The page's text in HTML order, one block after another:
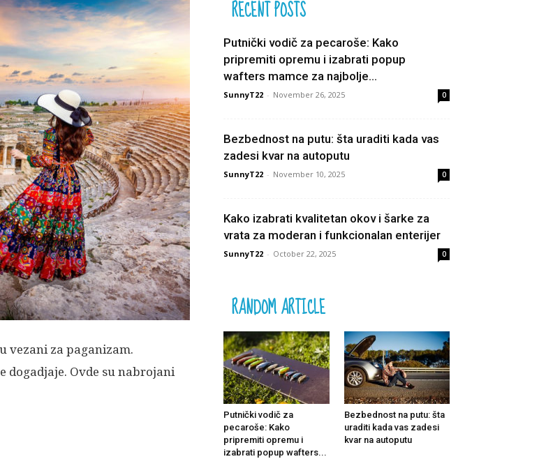
vezani za paganizam.
dogadjaje. Ovde su nabrojani
RECENT POSTS
Putnički vodič za pecaroše: Kako
pripremiti opremu i izabrati popup
wafters mamce za najbolje...
SunnyT22 - November 26, 2025 0
Bezbednost na putu: šta uraditi kada vas
zadesi kvar na autoputu
SunnyT22 - November 10, 2025 0
Kako izabrati kvalitetan okov i šarke za
vrata za moderan i funkcionalan enterijer
SunnyT22 - October 22, 2025 0
RANDOM ARTICLE
Putnički vodič za
pecaroše: Kako
pripremiti opremu i
izabrati popup wafters...
Bezbednost na putu: šta
uraditi kada vas zadesi
kvar na autoputu